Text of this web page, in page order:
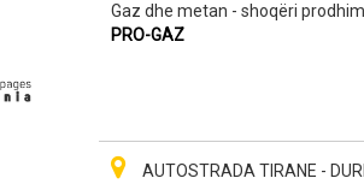
Gaz dhe metan - shoqëri
PRO-GAZ
AUTOSTRADA TIRANE -